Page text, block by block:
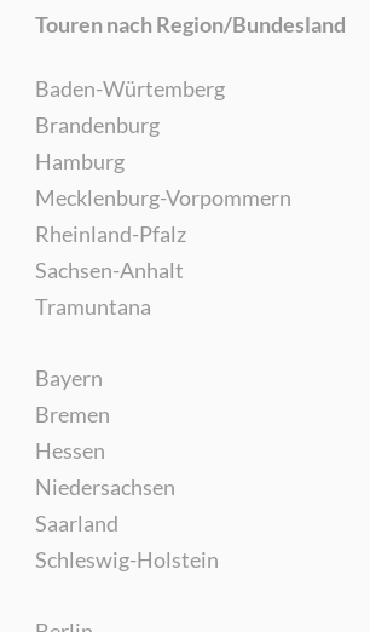
Touren nach Region/Bundesland
Baden-Würtemberg
Brandenburg
Hamburg
Mecklenburg-Vorpommern
Rheinland-Pfalz
Sachsen-Anhalt
Tramuntana
Bayern
Bremen
Hessen
Niedersachsen
Saarland
Schleswig-Holstein